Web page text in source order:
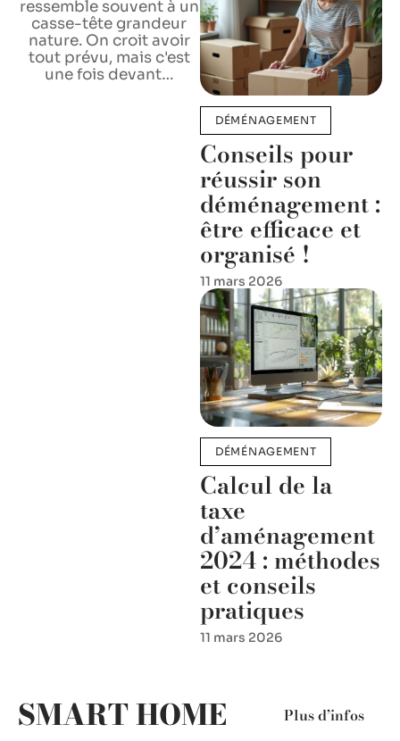
ressemble souvent à un
casse-tête grandeur
nature. On croit avoir
tout prévu, mais c'est
une fois devant…
DÉMÉNAGEMENT
Conseils pour
réussir son
déménagement :
être efficace et
organisé !
11 mars 2026
DÉMÉNAGEMENT
Calcul de la
taxe
d’aménagement
2024 : méthodes
et conseils
pratiques
11 mars 2026
SMART HOME Plus d’infos